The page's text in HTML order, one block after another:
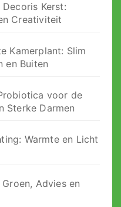
Kerst:
Creativiteit
Kamerplant: Slim
en Buiten
voor de
Sterke Darmen
Warmte en Licht
Advies en